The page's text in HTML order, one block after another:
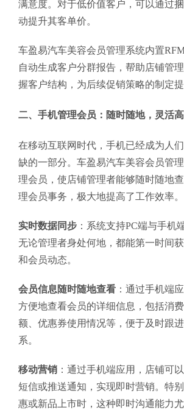
满意度。对于低价值客户，可以通过
动提升其客单价。
车盈易汽车美容会员管理系统内置
自动生成客户分群报告，帮助店铺管
握客户结构，为后续促销策略的制定提
二、手机管理会员：随时随地，灵活
在移动互联网时代，手机已经成为人
缺的一部分。车盈易汽车美容会员管
理会员，使店铺管理者能够随时随地
理会员事务，极大地提高了工作效率。
实时数据同步 ：系统支持PC端与手机
无论管理者身处何地，都能第一时间
和会员动态。
会员信息随时随地查看 ：通过手机端
方便地查看会员的详细信息，包括消
额、优惠券使用情况等，便于及时跟
系。
移动营销 ：通过手机端应用，店铺可
短信或推送通知，实现即时营销。特
惠或新品上市时，这种即时沟通能力尤